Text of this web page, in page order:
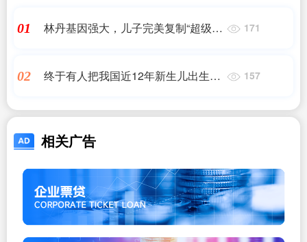
01
林丹基因强大，儿子完美复制“超级
171
02
终于有人把我国近12年新生儿出生数
157
相关广告